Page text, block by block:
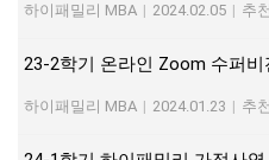
하이패밀리 MBA | 2024.02.05 | 추
23-2학기 온라인 Zoom 수퍼비
하이패밀리 MBA | 2024.01.23 | 추